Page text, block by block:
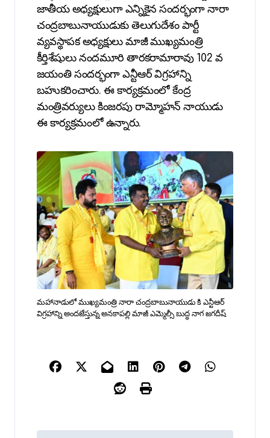
జాతీయ అధ్యక్షులుగా ఎన్నికైన సందర్భంగా నారా
చంద్రబాబునాయుడుకు తెలుగుదేశం పార్టీ
వ్యవస్థాపక అధ్యక్షులు మాజీ ముఖ్యమంత్రి
కీర్తిశేషులు నందమూరి తారకరామారావు 102 వ
జయంతి సందర్భంగా ఎన్టీఆర్ విగ్రహాన్ని
బహుకరించారు. ఈ కార్యక్రమంలో కేంద్ర
మంత్రివర్యులు కింజరపు రామ్మోహన్ నాయుడు
ఈ కార్యక్రమంలో ఉన్నారు.
మహానాడులో ముఖ్యమంత్రి నారా చంద్రబాబునాయుడు కి ఎన్టీఆర్
విగ్రహాన్ని అందజేస్తున్న అనకాపల్లి మాజీ ఎమ్మెల్సీ బుద్ధ నాగ జగదీష్